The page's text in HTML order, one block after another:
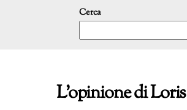
Cerca
L'opinione di